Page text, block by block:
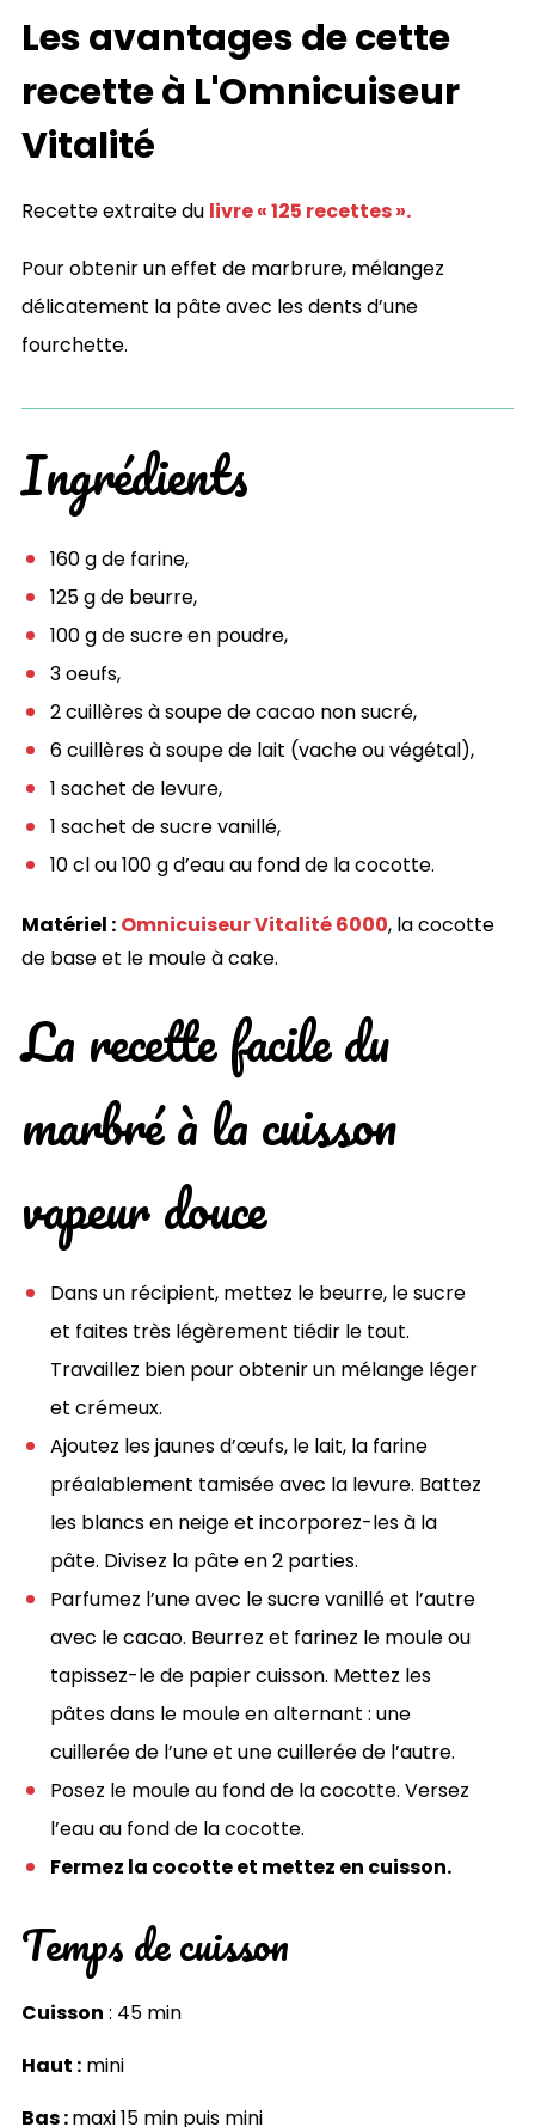
Les avantages de cette
recette à L'Omnicuiseur
Vitalité
Recette extraite du livre « 125 recettes ».
Pour obtenir un effet de marbrure, mélangez
délicatement la pâte avec les dents d’une
fourchette.
Ingrédients
160 g de farine,
125 g de beurre,
100 g de sucre en poudre,
3 oeufs,
2 cuillères à soupe de cacao non sucré,
6 cuillères à soupe de lait (vache ou végétal),
1 sachet de levure,
1 sachet de sucre vanillé,
10 cl ou 100 g d’eau au fond de la cocotte.
Matériel : Omnicuiseur Vitalité 6000, la cocotte
de base et le moule à cake.
La recette facile du
marbré à la cuisson
vapeur douce
Dans un récipient, mettez le beurre, le sucre
et faites très légèrement tiédir le tout.
Travaillez bien pour obtenir un mélange léger
et crémeux.
Ajoutez les jaunes d’œufs, le lait, la farine
préalablement tamisée avec la levure. Battez
les blancs en neige et incorporez-les à la
pâte. Divisez la pâte en 2 parties.
Parfumez l’une avec le sucre vanillé et l’autre
avec le cacao. Beurrez et farinez le moule ou
tapissez-le de papier cuisson. Mettez les
pâtes dans le moule en alternant : une
cuillerée de l’une et une cuillerée de l’autre.
Posez le moule au fond de la cocotte. Versez
l’eau au fond de la cocotte.
Fermez la cocotte et mettez en cuisson.
Temps de cuisson
Cuisson : 45 min
Haut :mini
Bas :maxi 15 min puis mini